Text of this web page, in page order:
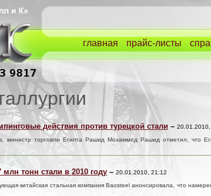
главная прайс-листы
действия против турецкой стали –
министр торговли Египта Рашид Мохаммед Рашид отметил, что
тонн стали в 2010 году – 20.01.2010, 21:12
китайская стальная компания Baosteel анонсировала, что